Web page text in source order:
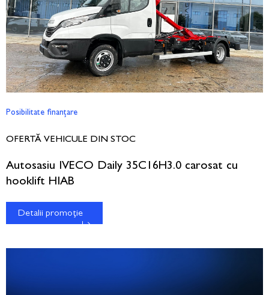
Posibilitate finanțare
OFERTĂ VEHICULE DIN STOC
Autosasiu IVECO Daily 35C16H3.0 carosat cu
hooklift HIAB
Detalii promoție